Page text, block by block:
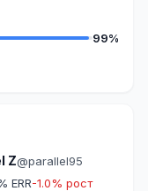
99%
Z@parallel95
ERR-1.0% рост